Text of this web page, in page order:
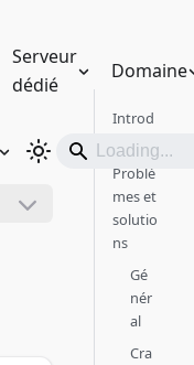
Serveur
dédié
Domaine
Introd
uction
Problè
mes et
solutio
ns
Gé
nér
al
Cra